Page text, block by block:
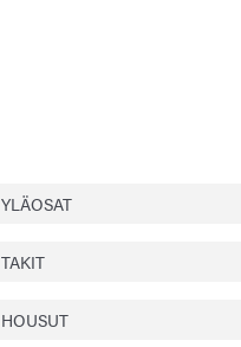
YLÄOSAT
TAKIT
HOUSUT